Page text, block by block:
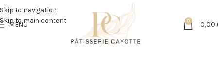
Skip to navigation
Skip to main content
MENU 0 0,00